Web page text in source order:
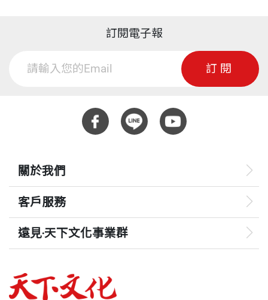
勇於立志關鍵四：成就他人、樂在分享
【我在育達的日子】獎勵與鼓勵找回學習信心受訪者
第三章迎向挑戰自我實現
93
迎向挑戰行動二：先找問題癥結
102
迎向挑戰行動三：貫徹執行的堅持度
迎向挑戰行動四：壓力是成長的開始
118
常親自爬上傾斜的屋頂，拿著修繕的工具敲敲打打，
有位老師暗中拍下我蹲在屋頂的照片，書名的靈感就
是來自這張泛黃的照片。然而張女士再三說服我用
「巨人」兩字，為了尊重撰寫人和考量出版者的專業
立場，我連「辦學」也都不再堅持。
生又建議要為我出版一本我一生辦學的歷程，作為我
88米壽的賀禮，並為我連續擔任60年校長、一甲子歲
月奉獻給教育留下見證。我未置可否，他接著說這是
全公司同仁的心意，已經和「天下文化」接洽過了，
這次的進度相當快，今年元月份才敲定，半年時間就
內蒙古、鞏義等先後籌設四所大中小學，現在單單在
校學生就已超過三萬人，每年幾千個畢業的學生，都
會帶著育達六十年孕育的進步觀念與管理技能前進到
中國的每一個角落，為中國經濟的發展與繁榮貢獻心
力，也為兩岸的交流奠定紮實的根基。
有幸追隨王校長，親身體驗他的工作精神與意志，親
眼目睹他的處事哲學與方法，近距離觀察他的言行風
範與治事效率，我僅列舉數端與各位讀者分享。
王校長做事鍥而不舍，不僅要求今日事今日畢，甚至
的執行，事必躬親，人人上緊發條、事事爭先恐後，
頁數
重量 405
訂閱電子報
訂閱
關於我們
客戶服務
遠見‧天下文化事業群
哈佛商業評論